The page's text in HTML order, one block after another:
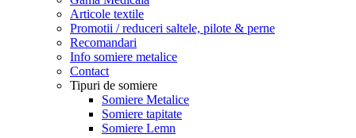
Articole textile
Promotii / reduceri saltele, pilote & perne
Recomandari
Info somiere metalice
Contact
Tipuri de somiere
Somiere Metalice
Somiere tapitate
Somiere Lemn